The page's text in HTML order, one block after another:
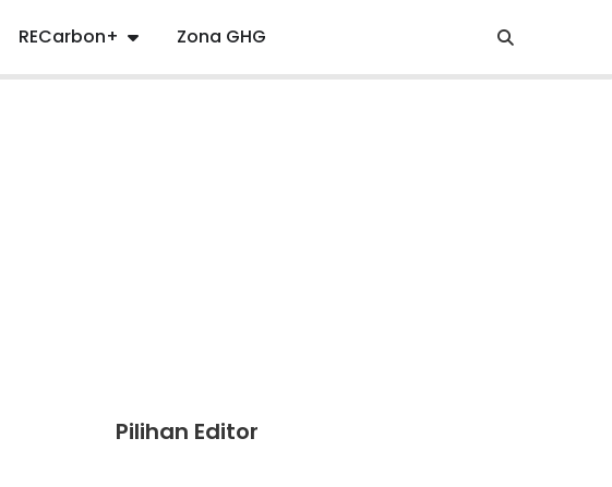
RECarbon+ Zona GHG
Pilihan Editor